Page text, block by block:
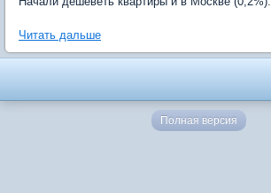
Читать дальше
Полная версия